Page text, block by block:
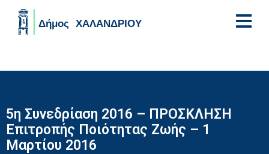
5η Συνεδρίαση 2016 – ΠΡΟΣΚΛΗΣΗ
Επιτροπής Ποιότητας Ζωής – 1
Μαρτίου 2016